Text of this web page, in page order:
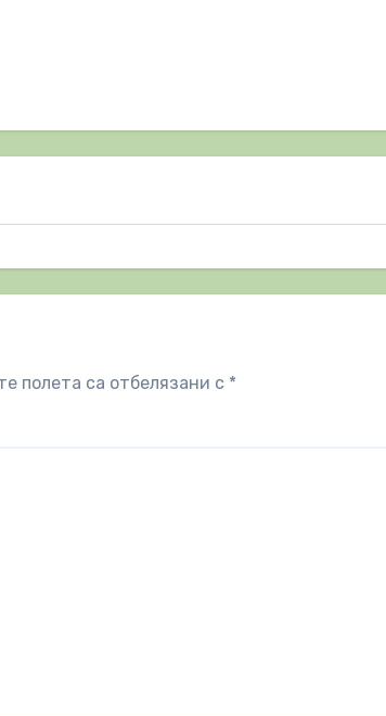
полета са отбелязани с *